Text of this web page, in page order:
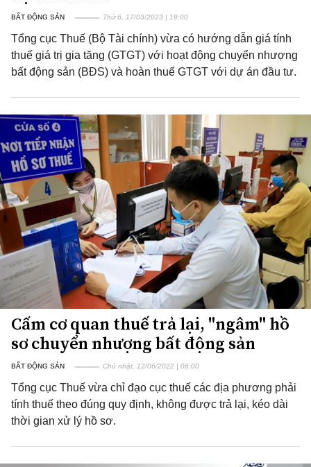
BẤT ĐỘNG SẢN Thứ 6, 17/03/2023 | 19:00
Tổng cục Thuế (Bộ Tài chính) vừa có hướng dẫn giá tính
thuế giá trị gia tăng (GTGT) với hoạt động chuyển nhượng
bất động sản (BĐS) và hoàn thuế GTGT với dự án đầu tư.
Cấm cơ quan thuế trả lại, "ngâm" hồ
sơ chuyển nhượng bất động sản
BẤT ĐỘNG SẢN Chủ nhật, 12/06/2022 | 06:00
Tổng cục Thuế vừa chỉ đạo cục thuế các địa phương phải
tính thuế theo đúng quy định, không được trả lại, kéo dài
thời gian xử lý hồ sơ.